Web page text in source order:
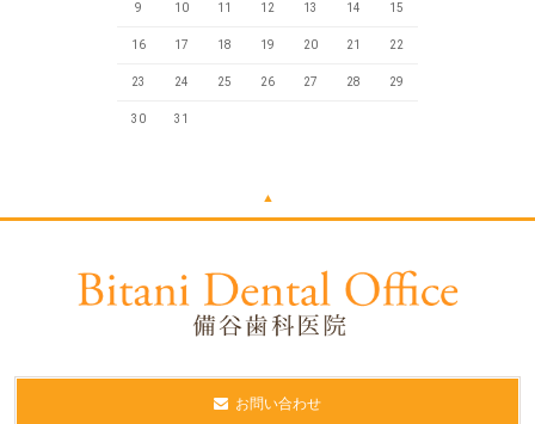
9 10 11 12 13 14 15
16 17 18 19 20 21 22
23 24 25 26 27 28 29
30 31
▲
お問い合わせ